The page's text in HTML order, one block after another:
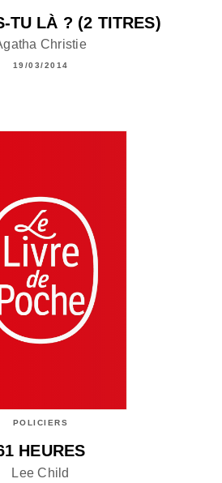
TU LÀ ? (2 TITRES)
Christie
19/03/2014
POLICIERS
HEURES
Lee Child